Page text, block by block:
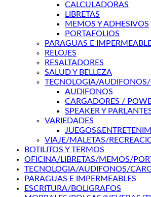
CALCULADORAS
LIBRETAS
MEMOS Y ADHESIVOS
PORTAFOLIOS
PARAGUAS E
RELOJES
RESALTADORES
SALUD Y BELLEZA
TECNOLOGIA/AUDIFONOS/
AUDIFONOS
CARGADORES /
SPEAKER Y
VARIEDADES
VIAJE/MALETAS/
BOTILITOS Y TERMOS
OFICINA/LIBRETAS/MEMOS/
TECNOLOGIA/AUDIFONOS/
PARAGUAS E IMPERMEABLES
ESCRITURA/BOLIGRAFOS